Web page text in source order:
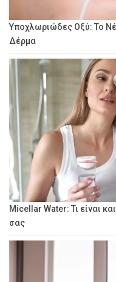
Υποχλωριώδες Οξύ: Το
Δέρμα
Micellar Water: Τι είναι
σας